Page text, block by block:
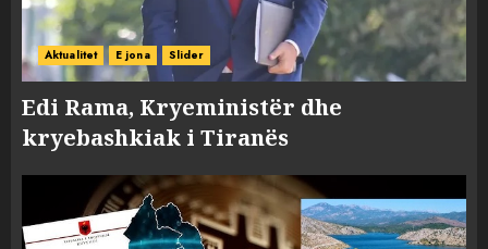
Aktualitet E jona Slider
Edi Rama, Kryeministër dhe
kryebashkiak i Tiranës